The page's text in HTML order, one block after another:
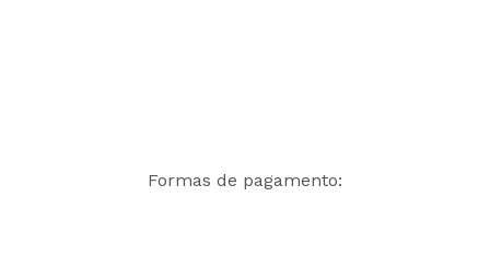
Formas de pagamento: